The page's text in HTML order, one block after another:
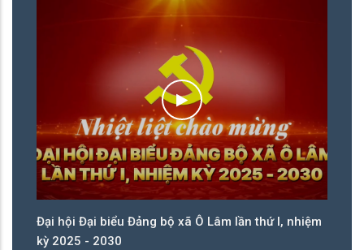
Đại hội Đại biểu Đảng bộ xã Ô Lâm lần thứ I, nhiệm
kỳ 2025 - 2030